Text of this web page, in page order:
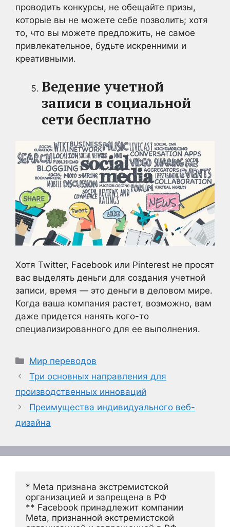
проводить конкурсы, не обещайте призы,
которые вы не можете себе позволить; хотя
то, что вы можете предложить, не самое
привлекательное, будьте искренними и
креативными.
Ведение учетной
записи в социальной
сети бесплатно
Хотя Twitter, Facebook или Pinterest не просят
вас выделять деньги для создания учетной
записи, время — это деньги в деловом мире.
Когда ваша компания растет, возможно, вам
даже придется нанять кого-то
специализированного для ее выполнения.
Рубрики
Мир переводов
Три основных направления для
производственных инноваций
Преимущества индивидуального веб-
дизайна
* Meta признана экстремистской
организацией и запрещена в РФ
** Facebook принадлежит компании
Meta, признанной экстремистской